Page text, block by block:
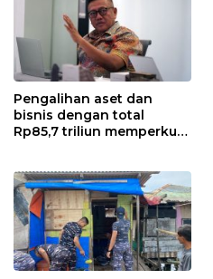
Pengalihan aset dan
bisnis dengan total
Rp85,7 triliun memperkuat
dari 90% aset jaringan
Telkom